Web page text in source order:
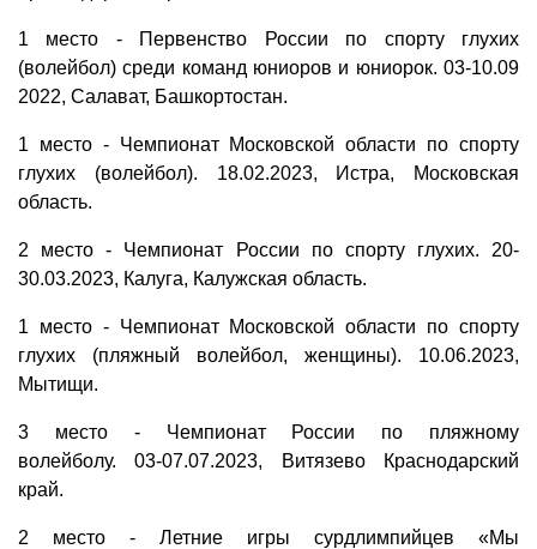
1 место - Первенство России по спорту глухих
(волейбол) среди команд юниоров и юниорок. 03-10.09
2022, Салават, Башкортостан.
1 место - Чемпионат Московской области по спорту
глухих (волейбол). 18.02.2023, Истра, Московская
область.
2 место - Чемпионат России по спорту глухих. 20-
30.03.2023, Калуга, Калужская область.
1 место - Чемпионат Московской области по спорту
глухих (пляжный волейбол, женщины). 10.06.2023,
Мытищи.
3 место - Чемпионат России по пляжному
волейболу. 03-07.07.2023, Витязево Краснодарский
край.
2 место - Летние игры сурдлимпийцев «Мы